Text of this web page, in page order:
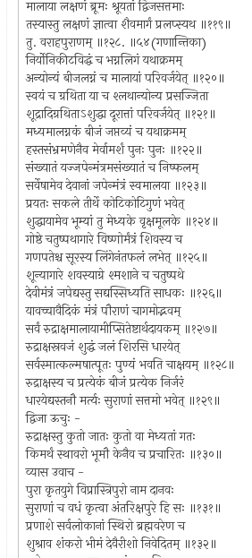
मालाया लक्षणं ब्रूमः श्रूयतां द्विजसत्तमाः
तस्यास्तु लक्षणं ज्ञात्वा शैवमार्गं प्रलप्स्यथ ॥११९॥
तु. वराहपुराणम् ॥१२८. ॥५४(गणान्तिका)
निर्योनिकीटविद्धं च भग्नलिगं यथाक्रमम्
अन्योन्यं बीजलग्नं च मालायां परिवर्जयेत् ॥१२०॥
स्वयं च ग्रथिता या च श्लथान्योन्य प्रसज्जिता
शूद्रादिग्रथिताऽशुद्धा दूरात्तां परिवर्जयेत् ॥१२१॥
मध्यमालग्नकं बीजं जप्तव्यं च यथाक्रमम्
हस्तसंभ्रमणेनैव मेर्वामर्शं पुनः पुनः ॥१२२॥
संख्यातं यज्जपेन्मंत्रमसंख्यातं च निष्फलम्
सर्वेषामेव देवानां जपेन्मंत्रं स्वमालया ॥१२३॥
प्रयतः सकले तीर्थे कोटिकोटिगुणं भवेत्
शुद्धायामेव भूम्यां तु मेध्यके वृक्षमूलके ॥१२४॥
गोष्ठे चतुष्पथागारे विष्णोर्मंत्रं शिवस्य च
गणपतेश्च सूरस्य लिंगेनंतफलं लभेत् ॥१२५॥
शून्यागारे शवस्याग्रे श्मशाने च चतुष्पथे
देवीमंत्रं जपेद्यस्तु सद्यस्सिध्यति साधकः ॥१२६॥
यावच्चावैदिकं मंत्रं पौराणं चागमोद्भवम्
सर्वं रुद्राक्षमालायामीप्सितेष्टार्थदायकम् ॥१२७॥
रुद्राक्षस्रवजं शुद्धं जलं शिरसि धारयेत्
सर्वस्मात्कल्मषात्पूतः पुण्यं भवति चाक्षयम् ॥१२८॥
रुद्राक्षस्य च प्रत्येकं बीजं प्रत्येक निर्जरं
धारयेद्यस्तनौ मर्त्यः सुराणां सत्तमो भवेत् ॥१२९॥
द्विजा ऊचुः -
रुद्राक्षस्तु कुतो जातः कुतो वा मेध्यतां गतः
किमर्थं स्थावरो भूमौ केनैव च प्रचारितः ॥१३०॥
व्यास उवाच -
पुरा कृतयुगे विप्रास्त्रिपुरो नाम दानवः
सुराणां च वधं कृत्वा अंतरिक्षपुरे हि सः ॥१३१॥
प्रणाशे सर्वलोकानां स्थिरो ब्रह्मवरेण च
शुश्राव शंकरो भीमं देवैरीशो निवेदितम् ॥१३२॥